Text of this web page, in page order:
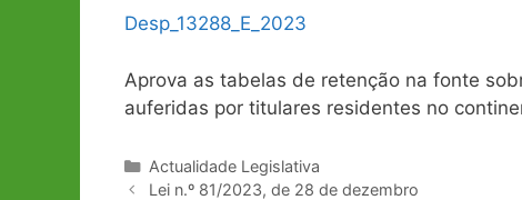
Desp_13288_E_2023
Aprova as tabelas de retenção na fonte
auferidas por titulares residentes no
Categorias
Actualidade Legislativa
Navegação
Lei n.º 81/2023, de 28 de dezembro